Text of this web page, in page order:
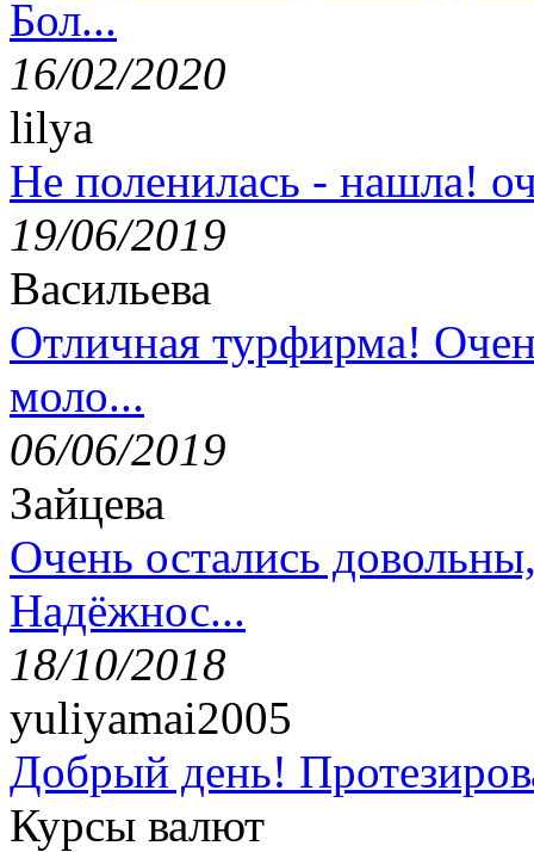
Бол...
16/02/2020
lilya
Не поленилась - нашла!
19/06/2019
Васильева
Отличная турфирма!
моло...
06/06/2019
Зайцева
Очень остались
Надёжнос...
18/10/2018
yuliyamai2005
Добрый день!
Курсы валют